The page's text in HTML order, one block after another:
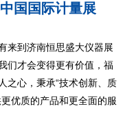
国国际计量展
来到济南恒思盛大仪器展
们才会变得更有价值，福
之心，秉承“技术创新、质
优质的产品和更全面的服